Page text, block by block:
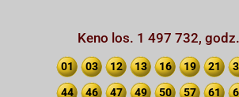
Keno los. 1 497 732,
01 03 12 13 16 19 21
44 46 47 49 50 57 61